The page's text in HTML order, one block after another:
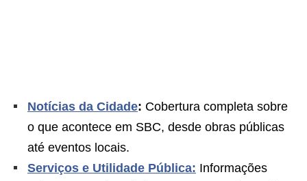
Notícias da Cidade: Cobertura completa sobre
o que acontece em SBC, desde obras públicas
até eventos locais.
Serviços e Utilidade Pública: Informações